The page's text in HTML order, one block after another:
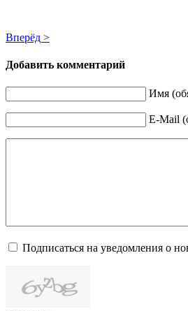
Вперёд >
Добавить комментарий
Имя
E-Mail
Подписаться на уведомления о